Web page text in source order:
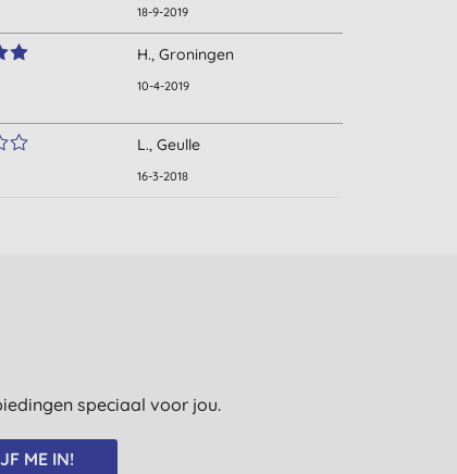
18-9-2019
H., Groningen
10-4-2019
L., Geulle
16-3-2018
speciaal voor jou.
ME IN!